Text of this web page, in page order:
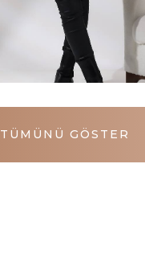
TÜMÜNÜ GÖSTER